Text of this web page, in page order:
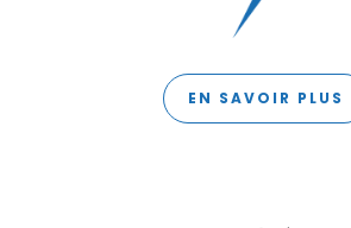
EN SAVOIR PLUS